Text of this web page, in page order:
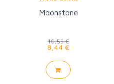
Moonstone
10,55 €
8,44 €